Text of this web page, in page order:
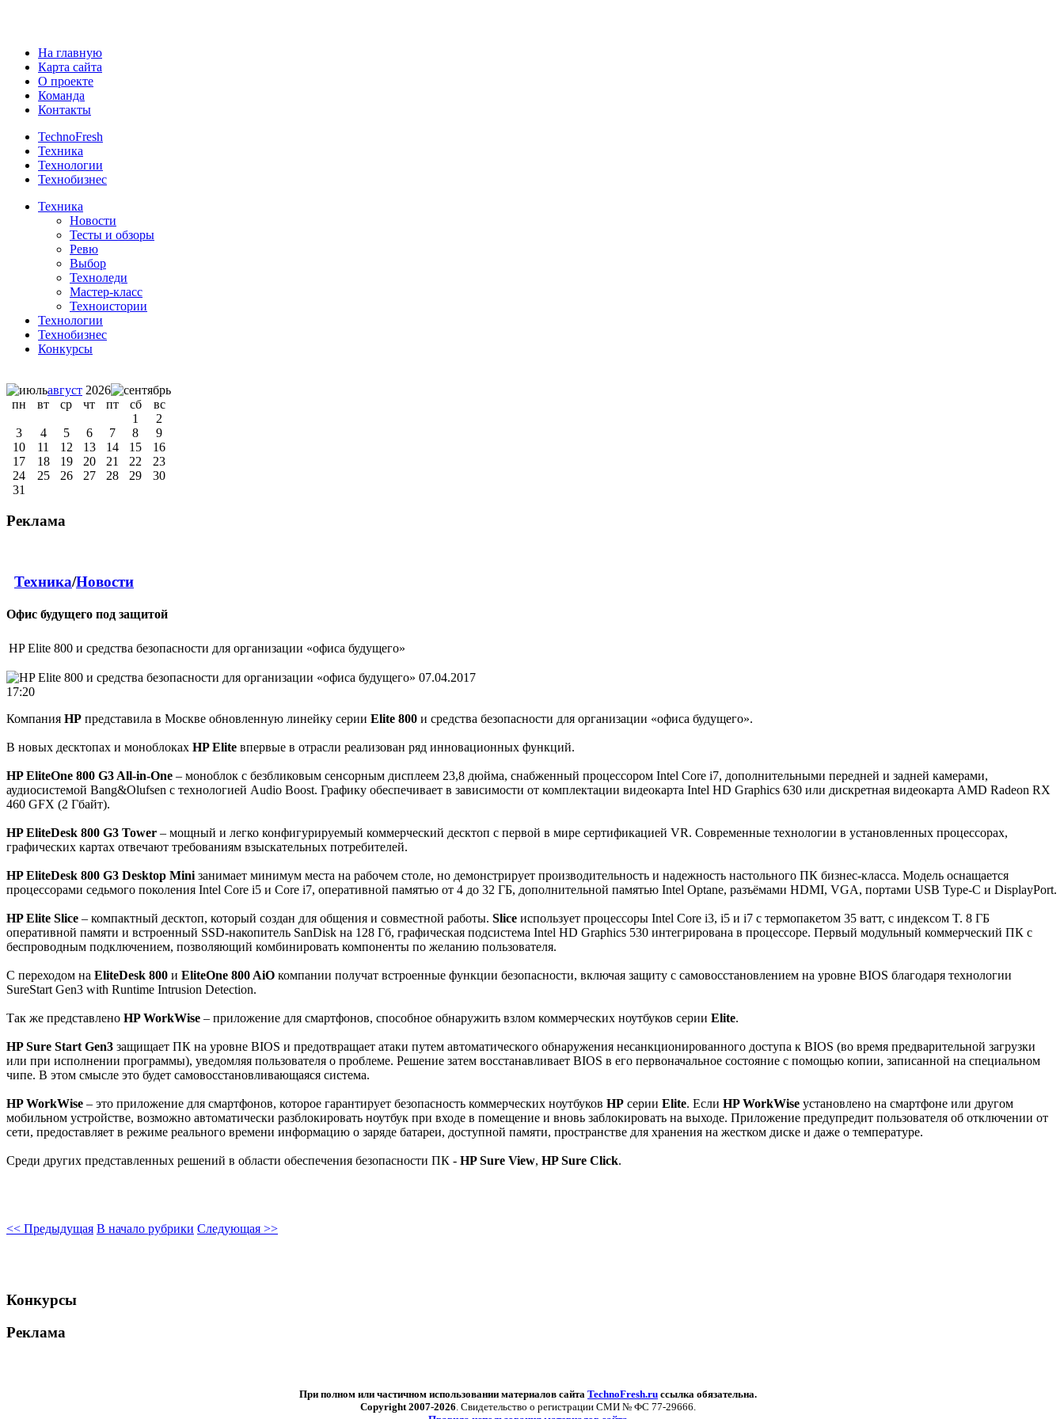
На главную
Карта сайта
О проекте
Команда
Контакты
TechnoFresh
Техника
Технологии
Технобизнес
Техника
Новости
Тесты и обзоры
Ревю
Выбор
Техноледи
Мастер-класс
Техноистории
Технологии
Технобизнес
Конкурсы
август 2026
пн
вт ср чт пт сб
вс
1
2
3
4 5 6 7 8
9
10
11 12 13 14 15
16
17
18 19 20 21 22
23
24
25 26 27 28 29
30
31
Реклама
Техника/Новости
Офис будущего под защитой
HP Elite 800 и средства безопасности для организации «офиса будущего»
07.04.2017
17:20
Компания HP представила в Москве обновленную линейку серии Elite 800 и средства безопасности для организации «офиса будущего».
В новых десктопах и моноблоках HP Elite впервые в отрасли реализован ряд инновационных функций.
HP EliteOne 800 G3 All-in-One – моноблок с безбликовым сенсорным дисплеем 23,8 дюйма, снабженный процессором Intel Core i7, дополнительными передней и задней камерами,
аудиосистемой Bang&Olufsen с технологией Audio Boost. Графику обеспечивает в зависимости от комплектации видеокарта Intel HD Graphics 630 или дискретная видеокарта AMD Radeon RX
460 GFX (2 Гбайт).
HP EliteDesk 800 G3 Tower – мощный и легко конфигурируемый коммерческий десктоп с первой в мире сертификацией VR. Современные технологии в установленных процессорах,
графических картах отвечают требованиям взыскательных потребителей.
HP EliteDesk 800 G3 Desktop Mini занимает минимум места на рабочем столе, но демонстрирует производительность и надежность настольного ПК бизнес-класса. Модель оснащается
процессорами седьмого поколения Intel Core i5 и Core i7, оперативной памятью от 4 до 32 ГБ, дополнительной памятью Intel Optane, разъёмами HDMI, VGA, портами USB Type-C и DisplayPort.
HP Elite Slice – компактный десктоп, который создан для общения и совместной работы. Slice использует процессоры Intel Core i3, i5 и i7 с термопакетом 35 ватт, с индексом T. 8 ГБ
оперативной памяти и встроенный SSD-накопитель SanDisk на 128 Гб, графическая подсистема Intel HD Graphics 530 интегрирована в процессоре. Первый модульный коммерческий ПК с
беспроводным подключением, позволяющий комбинировать компоненты по желанию пользователя.
С переходом на EliteDesk 800 и EliteOne 800 AiO компании получат встроенные функции безопасности, включая защиту с самовосстановлением на уровне BIOS благодаря технологии
SureStart Gen3 with Runtime Intrusion Detection.
Так же представлено HP WorkWise – приложение для смартфонов, способное обнаружить взлом коммерческих ноутбуков серии Elite.
HP Sure Start Gen3 защищает ПК на уровне BIOS и предотвращает атаки путем автоматического обнаружения несанкционированного доступа к BIOS (во время предварительной загрузки
или при исполнении программы), уведомляя пользователя о проблеме. Решение затем восстанавливает BIOS в его первоначальное состояние с помощью копии, записанной на специальном
чипе. В этом смысле это будет самовосстановливающаяся система.
HP WorkWise – это приложение для смартфонов, которое гарантирует безопасность коммерческих ноутбуков HP серии Elite. Если HP WorkWise установлено на смартфоне или другом
мобильном устройстве, возможно автоматически разблокировать ноутбук при входе в помещение и вновь заблокировать на выходе. Приложение предупредит пользователя об отключении от
сети, предоставляет в режиме реального времени информацию о заряде батареи, доступной памяти, пространстве для хранения на жестком диске и даже о температуре.
Среди других представленных решений в области обеспечения безопасности ПК - HP Sure View, HP Sure Click.
<< Предыдущая В начало рубрики Следующая >>
Конкурсы
Реклама
При полном или частичном использовании материалов сайта TechnoFresh.ru ссылка обязательна.
Copyright 2007-2026 . Свидетельство о регистрации СМИ № ФС 77-29666.